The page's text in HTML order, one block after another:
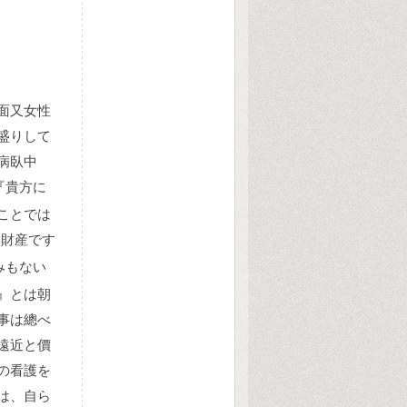
又女性
りして
臥中
貴方に
とでは
産です
もない
とは朝
は總べ
近と價
看護を
、自ら